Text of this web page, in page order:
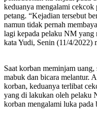
keduanya mengalami cekcok
petang. “Kejadian tersebut
namun tidak pernah
lagi kepada pelaku NM yang
kata Yudi, Senin (11/4/2022)
Saat korban meminjam
mabuk dan bicara melantur.
korban, keduanya terlibat
yang di lakukan oleh pelaku
korban mengalami luka pada